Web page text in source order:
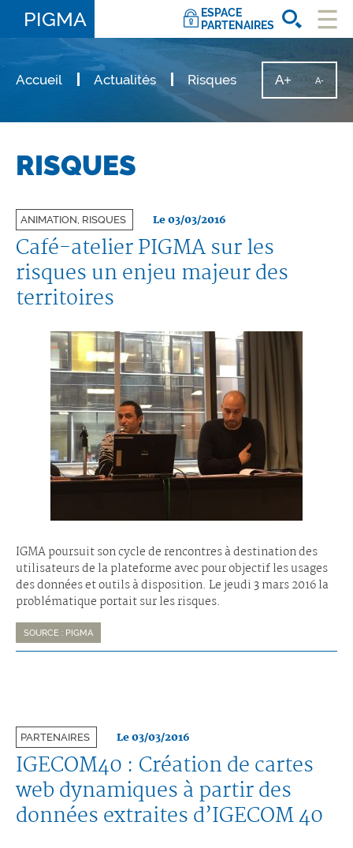
PIGMA
ESPACE
PARTENAIRES
Accueil Actualités Risques A+
la
du
A-
taille
RISQUES
ANIMATION, RISQUES Le 03/03/2016
Café-atelier PIGMA sur les
risques un enjeu majeur des
territoires
IGMA poursuit son cycle de rencontres à destination des
utilisateurs de la plateforme avec pour objectif les usages
des données et outils à disposition. Le jeudi 3 mars 2016 la
problématique portait sur les risques.
SOURCE : PIGMA
PARTENAIRES Le 03/03/2016
IGECOM40 : Création de cartes
web dynamiques à partir des
données extraites d’IGECOM 40